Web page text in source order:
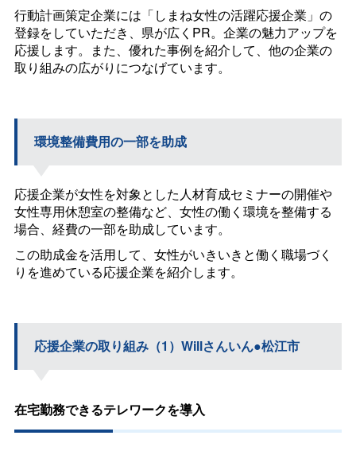
行動計画策定企業には「しまね女性の活躍応援企業」の
登録をしていただき、県が広くPR。企業の魅力アップを
応援します。また、優れた事例を紹介して、他の企業の
取り組みの広がりにつなげています。
環境整備費用の一部を助成
応援企業が女性を対象とした人材育成セミナーの開催や
女性専用休憩室の整備など、女性の働く環境を整備する
場合、経費の一部を助成しています。
この助成金を活用して、女性がいきいきと働く職場づく
りを進めている応援企業を紹介します。
応援企業の取り組み（1） Willさんいん●松江市
在宅勤務できるテレワークを導入